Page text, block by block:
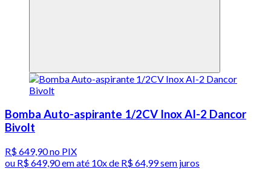
Bomba Auto-aspirante 1/2CV Inox AI-2 Dancor
Bivolt
R$ 649,90no PIX
ou R$ 649,90em até 10x de R$ 64,99 sem juros